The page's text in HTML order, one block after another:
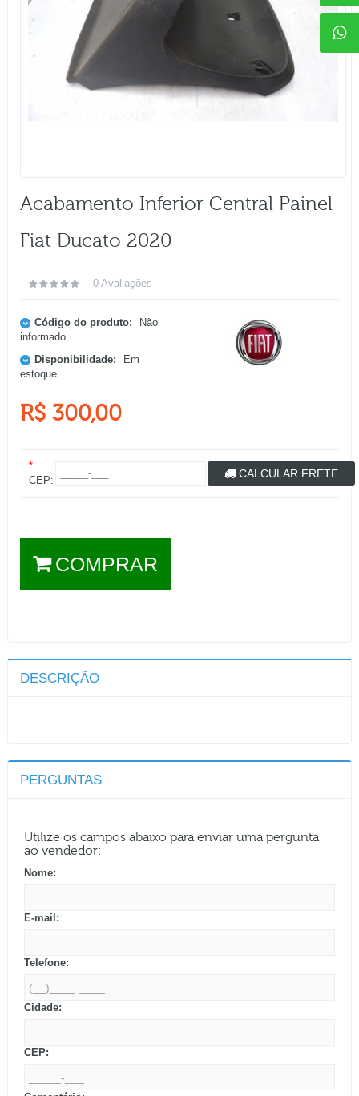
Acabamento Inferior Central Painel
Fiat Ducato 2020
0 Avaliações
Código do produto:
Não
informado
Disponibilidade:
Em
estoque
R$ 300,00
*
CEP:
CALCULAR FRETE
COMPRAR
DESCRIÇÃO
PERGUNTAS
Utilize os campos abaixo para enviar uma pergunta
ao vendedor:
Nome:
E-mail:
Telefone:
Cidade:
CEP: